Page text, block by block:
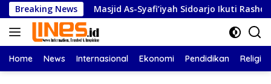
Langsung
ke
konten
Breaking News
Masjid As-Syafi’iyah Sidoarjo Ikuti Rashdul Kiblat
Home News Internasional Ekonomi Pendidikan Religi